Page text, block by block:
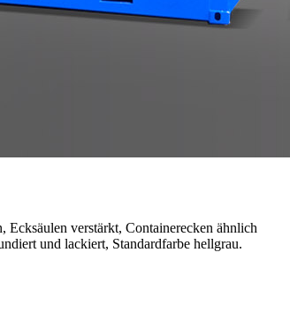
Ecksäulen verstärkt, Containerecken ähnlich
und lackiert, Standardfarbe hellgrau.